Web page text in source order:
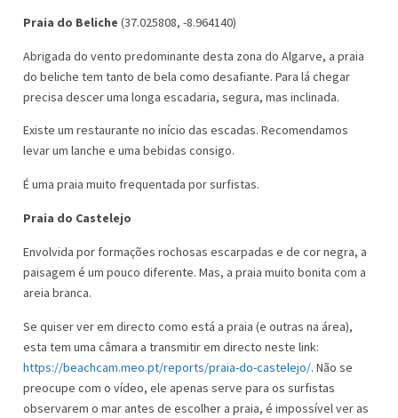
Praia do Beliche (37.025808, -8.964140)
Abrigada do vento predominante desta zona do Algarve, a praia
do beliche tem tanto de bela como desafiante. Para lá chegar
precisa descer uma longa escadaria, segura, mas inclinada.
Existe um restaurante no início das escadas. Recomendamos
levar um lanche e uma bebidas consigo.
É uma praia muito frequentada por surfistas.
Praia do Castelejo
Envolvida por formações rochosas escarpadas e de cor negra, a
paisagem é um pouco diferente. Mas, a praia muito bonita com a
areia branca.
Se quiser ver em directo como está a praia (e outras na área),
esta tem uma câmara a transmitir em directo neste link:
https://beachcam.meo.pt/reports/praia-do-castelejo/. Não se
preocupe com o vídeo, ele apenas serve para os surfistas
observarem o mar antes de escolher a praia, é impossível ver as